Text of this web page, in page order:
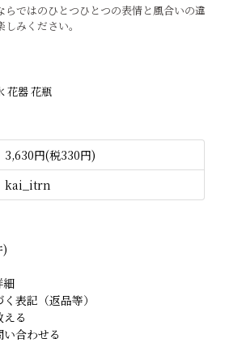
らではのひとつひとつの表情と風合いの違
しみください。
花器 花瓶
3,630円(税330円)
kai_itrn
)
細
表記（返品等）
る
合わせる